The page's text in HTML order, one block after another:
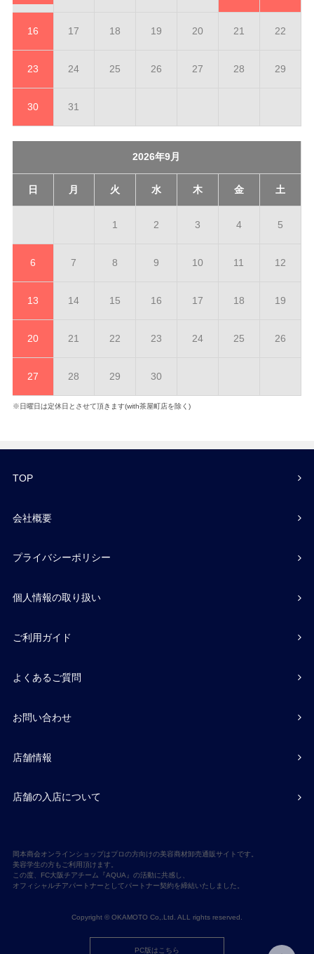
16 17 18 19 20 21 22
23 24 25 26 27 28 29
30 31
2026年9月
日 月 火 水 木 金 土
1 2 3 4 5
6 7 8 9 10 11 12
13 14 15 16 17 18 19
20 21 22 23 24 25 26
27 28 29 30
※日曜日は定休日とさせて頂きます(with茶屋町店を除く)
TOP
会社概要
プライバシーポリシー
個人情報の取り扱い
ご利用ガイド
よくあるご質問
お問い合わせ
店舗情報
店舗の入店について
岡本商会オンラインショップはプロの方向けの美容商材卸売通販サイトです。
美容学生の方もご利用頂けます。
この度、FC大阪チアチーム『AQUA』の活動に共感し、
オフィシャルチアパートナーとしてパートナー契約を締結いたしました。
Copyright © OKAMOTO Co,.Ltd. ALL rights reserved.
PC版はこちら